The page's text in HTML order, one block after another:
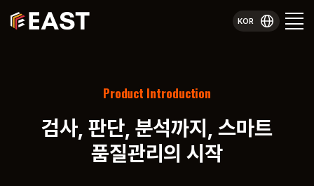
KOR
Product Introduction
검사, 판단, 분석까지,스마트
품질관리의 시작